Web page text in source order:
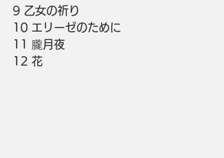
9 乙女の祈り
10 エリーゼのために
11 朧月夜
12 花